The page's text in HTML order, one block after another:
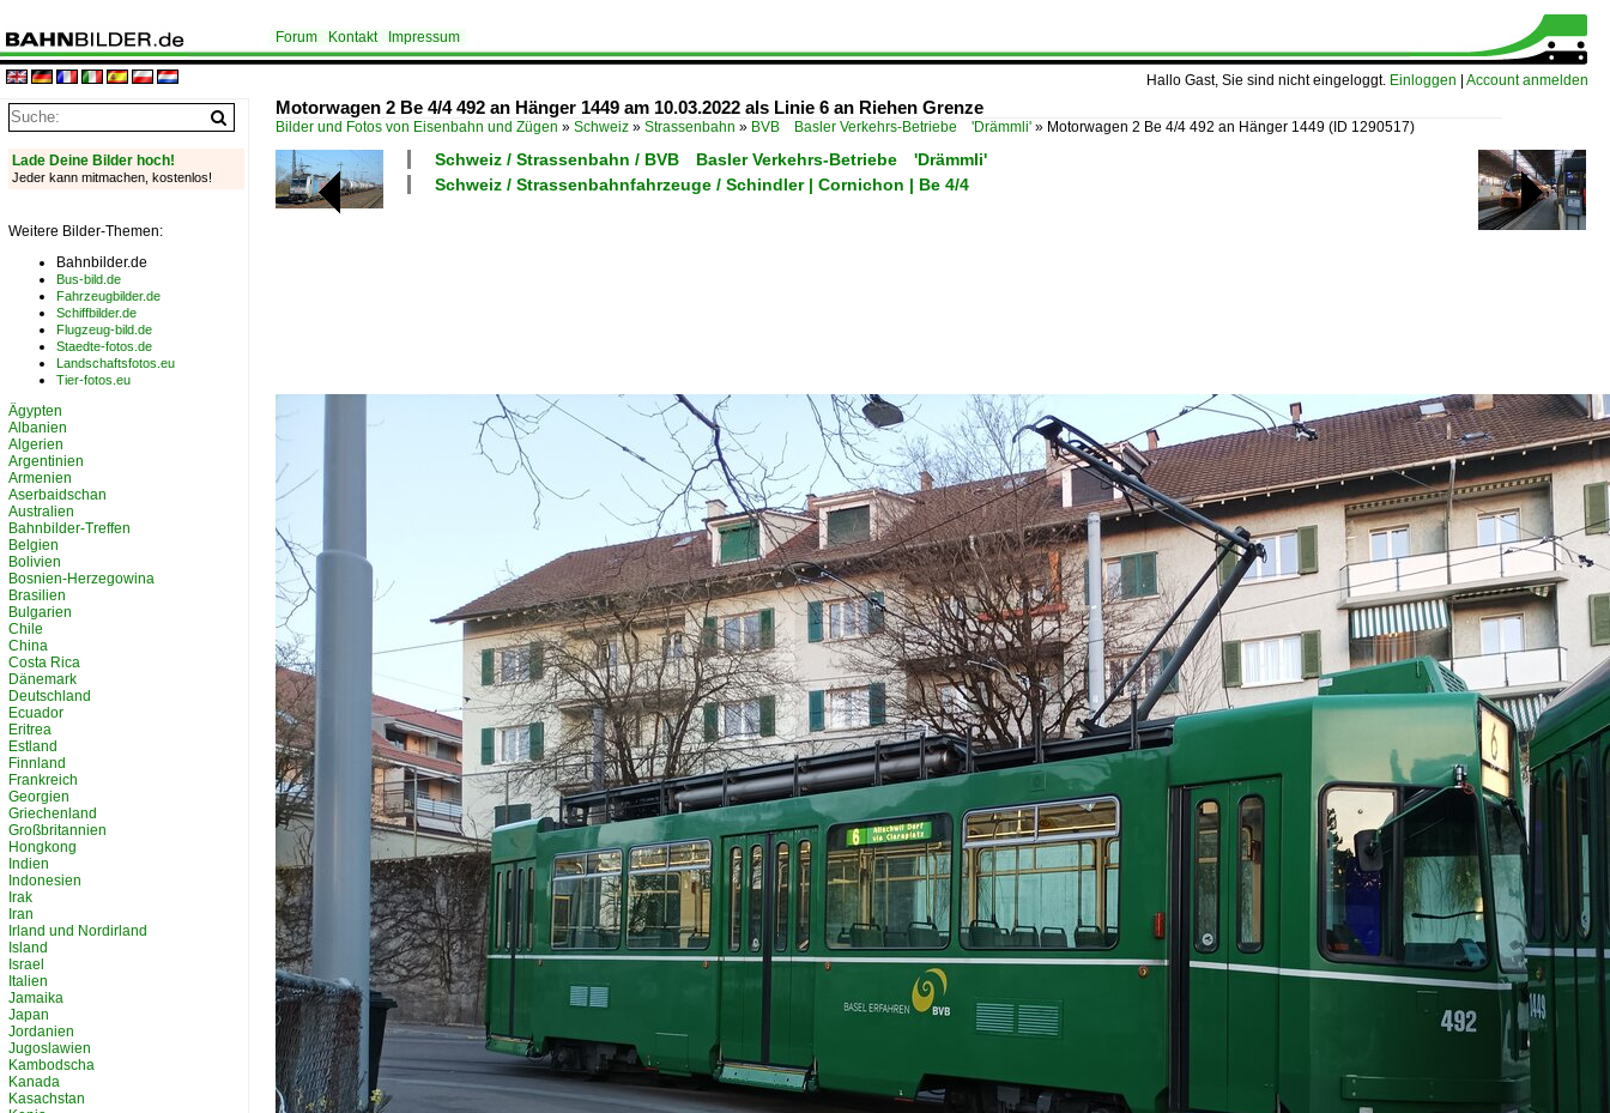
Hallo Gast, Sie sind nicht eingeloggt. Einloggen Account anmelden
Forum Kontakt Impressum
Motorwagen 2 Be 4/4 492 an Hänger 1449 am 10.03.2022 als Linie 6 an Riehen Grenze
Bilder und Fotos von Eisenbahn und Zügen » Schweiz » Strassenbahn » BVB Basler Verkehrs-Betriebe 'Drämmli' » Motorwagen 2 Be 4/4 492 an Hänger 1449 (ID 1290517)
Schweiz / Strassenbahn / BVB Basler Verkehrs-Betriebe 'Drämmli'
Schweiz / Strassenbahnfahrzeuge / Schindler | Cornichon | Be 4/4
Lade Deine Bilder hoch!
Jeder kann mitmachen, kostenlos!
Weitere Bilder-Themen:
Bahnbilder.de
Bus-bild.de
Fahrzeugbilder.de
Schiffbilder.de
Flugzeug-bild.de
Staedte-fotos.de
Landschaftsfotos.eu
Tier-fotos.eu
Ägypten
Albanien
Algerien
Argentinien
Armenien
Aserbaidschan
Australien
Bahnbilder-Treffen
Belgien
Bolivien
Bosnien-Herzegowina
Brasilien
Bulgarien
Chile
China
Costa Rica
Dänemark
Deutschland
Ecuador
Eritrea
Estland
Finnland
Frankreich
Georgien
Griechenland
Großbritannien
Hongkong
Indien
Indonesien
Irak
Iran
Irland und Nordirland
Island
Israel
Italien
Jamaika
Japan
Jordanien
Jugoslawien
Kambodscha
Kanada
Kasachstan